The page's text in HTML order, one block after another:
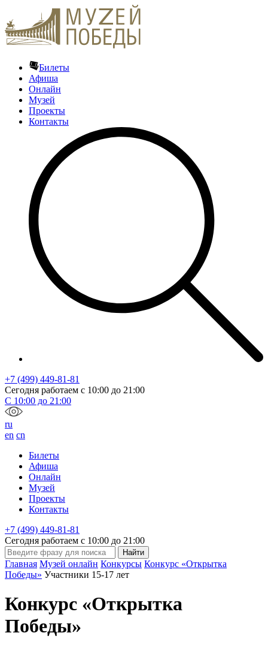
Билеты
Афиша
Онлайн
Музей
Проекты
Контакты
+7 (499) 449-81-81
Сегодня работаем с 10:00 до 21:00
С 10:00 до 21:00
ru
en cn
Билеты
Афиша
Онлайн
Музей
Проекты
Контакты
+7 (499) 449-81-81
Сегодня работаем с 10:00 до 21:00
Главная Музей онлайн Конкурсы Конкурс «Открытка
Победы» Участники 15-17 лет
Конкурс «Открытка
Победы»